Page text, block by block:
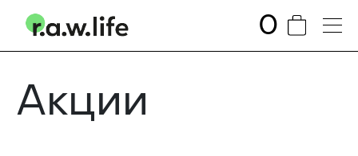
0
Акции